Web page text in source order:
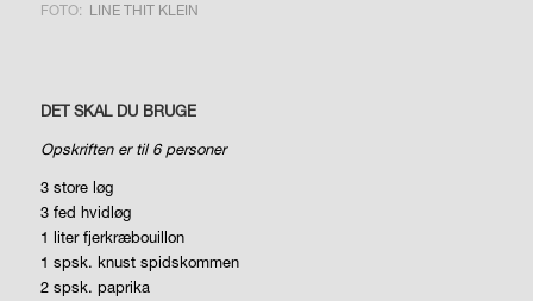
FOTO: LINE THIT KLEIN
DET SKAL DU BRUGE
Opskriften er til 6 personer
3 store løg
3 fed hvidløg
1 liter fjerkræbouillon
1 spsk. knust spidskommen
2 spsk. paprika